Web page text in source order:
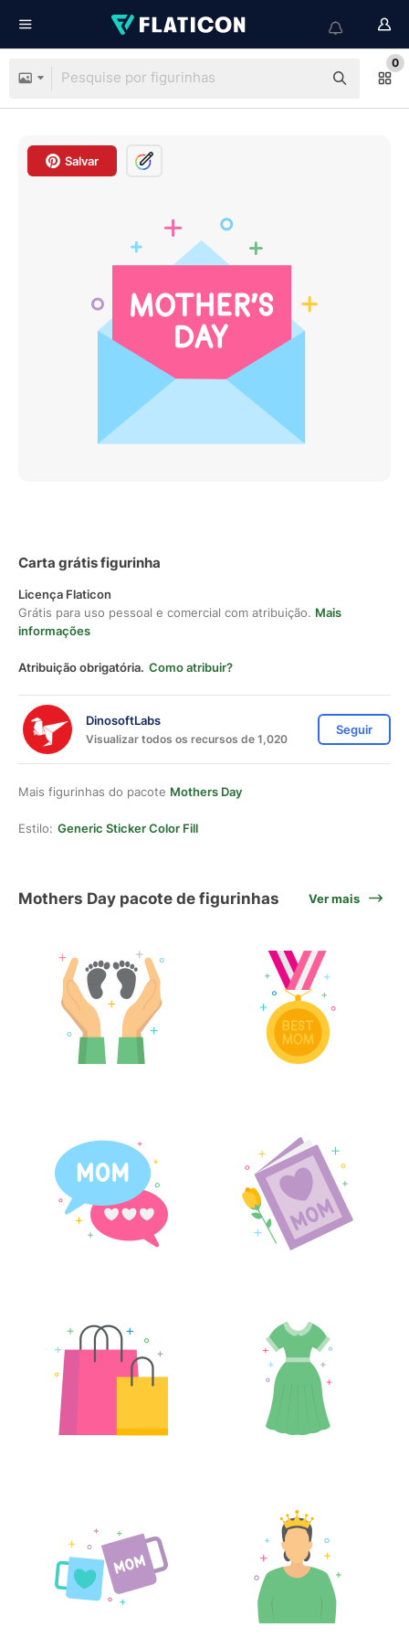
0
Salvar
Carta grátis figurinha
Licença Flaticon
Grátis para uso pessoal e comercial com atribuição. Mais
informações
Atribuição obrigatória. Como atribuir?
DinosoftLabs
Visualizar todos os recursos de 1,020
Seguir
Mais figurinhas do pacote Mothers Day
Estilo: Generic Sticker Color Fill
Mothers Day pacote de figurinhas Ver mais